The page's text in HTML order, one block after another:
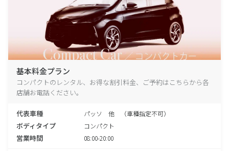
基本料金プラン
コンパクトのレンタル、お得な割引料金、ご予約はこちらから各
店舗お電話ください。
代表車種 パッソ 他 （車種指定不可）
ボディタイプ コンパクト
営業時間 08:00-20:00